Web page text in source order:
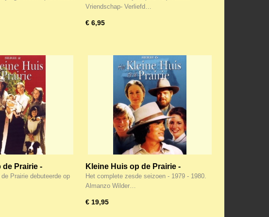
Vriendschap- Verliefd…
€ 6,95
de Prairie -
- 6-DVD
Prairie debuteerde op
Kleine Huis op de Prairie -
complete 6e seizoen - 6-DVD
Het complete zesde seizoen - 1979 - 1980.
Almanzo Wilder…
€ 19,95